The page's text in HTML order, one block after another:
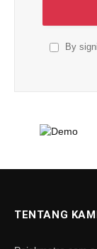
By
TENTANG